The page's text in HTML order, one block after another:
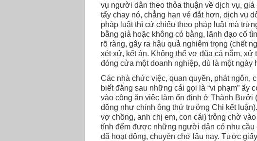
vụ người dân theo thỏa thuận về dịch vụ,
tẩy chay nó, chẳng hạn vé đắt hơn, dịch vụ
pháp luật thì cứ chiếu theo pháp luật mà
bằng giả hoặc không có bằng, lãnh đạo cố
rõ ràng, gây ra hậu quả nghiêm trọng (chết
xét xử, kết án. Không thể vơ đũa cả nắm,
đóng cửa một doanh nghiệp, dù là một ngày
Các nhà chức việc, quan quyền, phát ngôn,
biết đằng sau những cái gọi là “vi phạm”
vào công ăn việc làm ổn định ở Thành
đồng như chính ông thứ trưởng Chi kết
vợ chồng, anh chị em, con cái) trông chờ
tính đếm được những người dân có nhu
đã hoạt động, chuyên chở lâu nay. Tước